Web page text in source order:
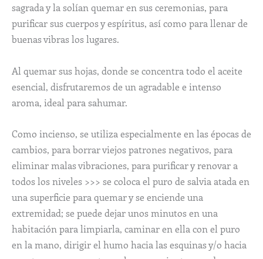
sagrada y la solían quemar en sus ceremonias, para
purificar sus cuerpos y espíritus, así como para llenar de
buenas vibras los lugares.
Al quemar sus hojas, donde se concentra todo el aceite
esencial, disfrutaremos de un agradable e intenso
aroma, ideal para sahumar.
Como incienso, se utiliza especialmente en las épocas de
cambios, para borrar viejos patrones negativos, para
eliminar malas vibraciones, para purificar y renovar a
todos los niveles >>> se coloca el puro de salvia atada en
una superficie para quemar y se enciende una
extremidad; se puede dejar unos minutos en una
habitación para limpiarla, caminar en ella con el puro
en la mano, dirigir el humo hacia las esquinas y/o hacia